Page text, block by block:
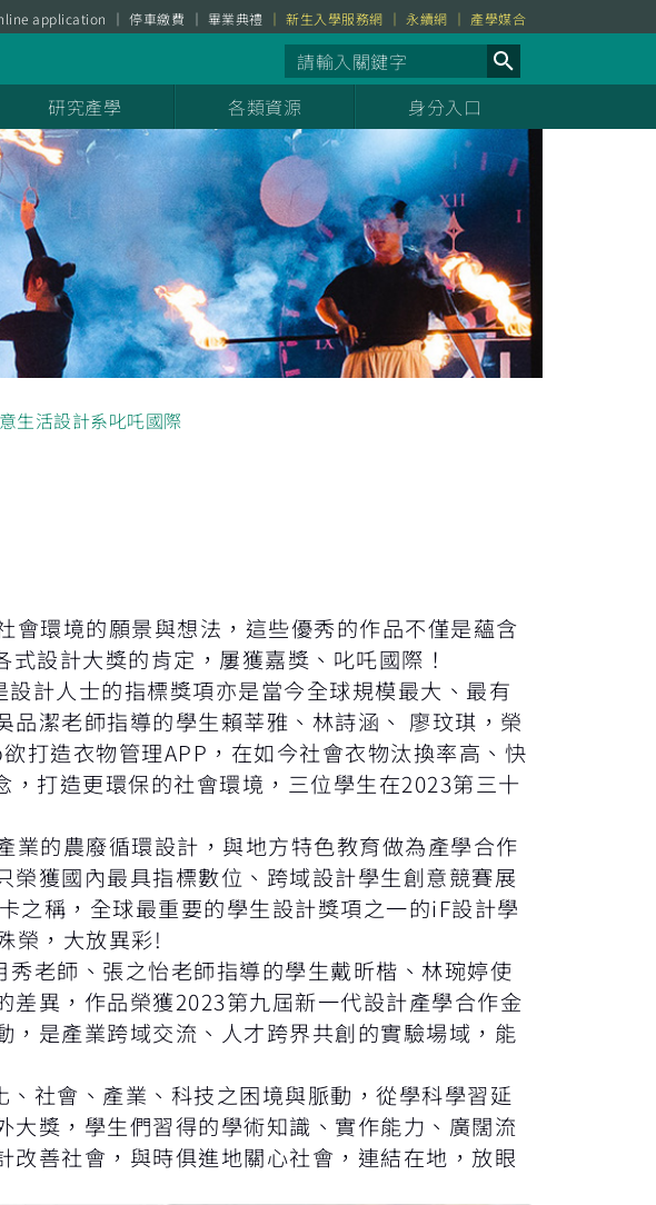
application 停車繳費 畢業典禮 新生入學服務網 永續網 產學媒合
研究產學 各類資源 身分入口
生活設計系叱吒國際
環境的願景與想法，這些優秀的作品不僅是蘊含
設計大獎的肯定，屢獲嘉獎、叱吒國際！
計人士的指標獎項亦是當今全球規模最大、最有
潔老師指導的學生賴莘雅、林詩涵、 廖玟琪，榮
打造衣物管理APP，在如今社會衣物汰換率高、快
打造更環保的社會環境，三位學生在2023第三十
的農廢循環設計，與地方特色教育做為產學合作
獲國內最具指標數位、跨域設計學生創意競賽展
稱，全球最重要的學生設計獎項之一的iF設計學
榮，大放異彩!
老師、張之怡老師指導的學生戴昕楷、林琬婷使
異，作品榮獲2023第九屆新一代設計產學合作金
是產業跨域交流、人才跨界共創的實驗場域，能
社會、產業、科技之困境與脈動，從學科學習延
獎，學生們習得的學術知識、實作能力、廣闊流
善社會，與時俱進地關心社會，連結在地，放眼